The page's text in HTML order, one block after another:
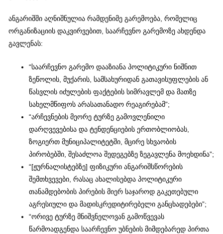
ანგარიშში აღნიშნულია რამდენიმე გარემოება, რომელიც
ორგანიზაციის დაკვირვებით, საარჩევნო გარემოზე ახდენდა
გავლენას:
“საარჩევნო გარემო დააზიანა პოლიტიკური ნიშნით
ზეწოლის, მუქარის, სამსახურიდან გათავისუფლების ან
წასვლის იძულების ფაქტების სიმრავლემ და მათზე
სახელმწიფოს არასათანადო რეაგირებამ”;
“არჩევნების მეორე ტურზე გამოვლენილი
დარღვევებისა და ტენდენციების ერთობლიობას,
ზოგიერთ მუნიციპალიტეტში, მცირე სხვაობის
პირობებში, შესაძლოა შედეგებზე ზეგავლენა მოეხდინა”;
“[ჟურნალისტებზე] ფიზიკური ანგარიშსწორების
შემთხვევები, რასაც ახალისებდა პოლიტიკური
თანამდებობის პირების მიერ საჯაროდ გაკეთებული
აგრესიული და მადისკრედიტირებელი განცხადებები”;
“ორივე ტურზე მნიშვნელოვან გამოწვევას
წარმოადგენდა საარჩევნო უბნების მიმდებარედ პირთა